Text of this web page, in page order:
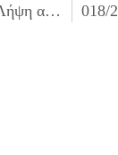
016/2011 – Λήψη απόφασης για αντικατάσταση άδειας ίδρυσης & λειτουργίας καταστημάτων υγειονομικού ενδιαφέροντος